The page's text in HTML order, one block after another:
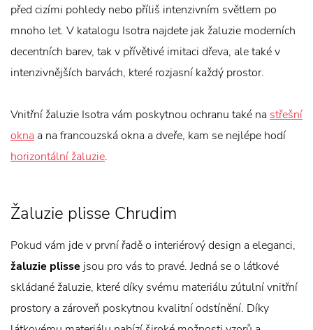
před cizími pohledy nebo příliš intenzivním světlem po
mnoho let. V katalogu Isotra najdete jak žaluzie moderních
decentních barev, tak v přívětivé imitaci dřeva, ale také v
intenzivnějších barvách, které rozjasní každý prostor.
Vnitřní žaluzie Isotra vám poskytnou ochranu také na střešní
okna a na francouzská okna a dveře, kam se nejlépe hodí
horizontální žaluzie.
Žaluzie plisse Chrudim
Pokud vám jde v první řadě o interiérový design a eleganci,
žaluzie plisse jsou pro vás to pravé. Jedná se o látkové
skládané žaluzie, které díky svému materiálu zútulní vnitřní
prostory a zároveň poskytnou kvalitní odstínění. Díky